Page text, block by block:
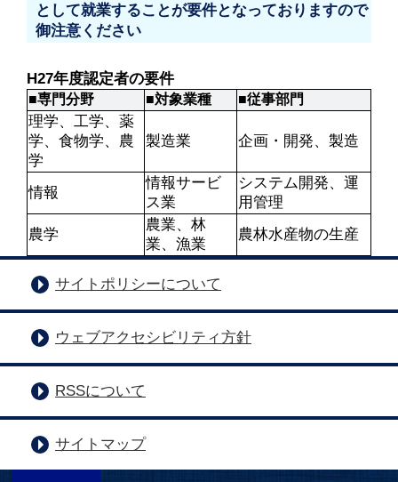
として就業することが要件となっておりますので
御注意ください
H27年度認定者の要件
■専門分野 ■対象業種 ■従事部門
理学、工学、薬
学、食物学、農
学
製造業 企画・開発、製造
情報
情報サービ
ス業
システム開発、運
用管理
農学
農業、林
業、漁業
農林水産物の生産
サイトポリシーについて
ウェブアクセシビリティ方針
RSSについて
サイトマップ